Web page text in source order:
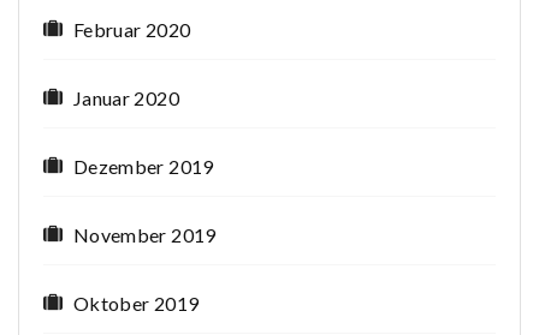
Februar 2020
Januar 2020
Dezember 2019
November 2019
Oktober 2019